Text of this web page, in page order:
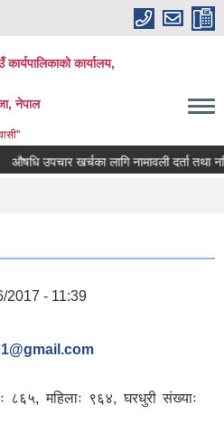
कार्यपालिकाको कार्यालय,
नेपाल
औषधि उपचार खर्चका लागि नामावली दर्ता तथा
2017 - 11:39
महिलाः ९६४, घरधुरी संख्याः